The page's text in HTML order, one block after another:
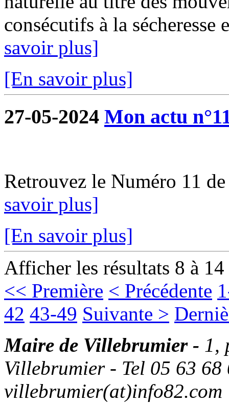
consécutifs à la
savoir plus]
[En savoir plus]
27-05-2024 Mon actu
Retrouvez le Numéro 11
savoir plus]
[En savoir plus]
Afficher les résultats 8 à
<< Première < Précédente
42 43-49 Suivante >
Maire de Villebrumier - 1,
Villebrumier - Tel 05 63
villebrumier(at)info82.com